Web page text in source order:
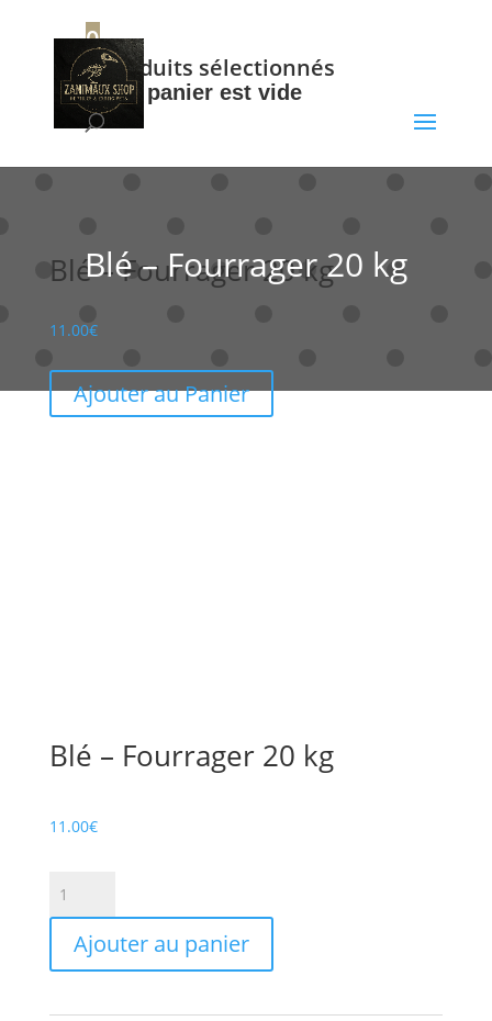
0
0Produits sélectionnés
Votre panier est vide
Blé – Fourrager 20 kg
Blé – Fourrager 20 kg
11.00€
Ajouter au Panier
Blé – Fourrager 20 kg
11.00€
20
Ajouter au panier